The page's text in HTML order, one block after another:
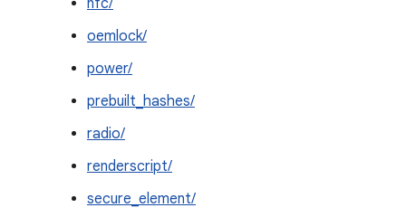
nfc/
oemlock/
power/
prebuilt_hashes/
radio/
renderscript/
secure_element/